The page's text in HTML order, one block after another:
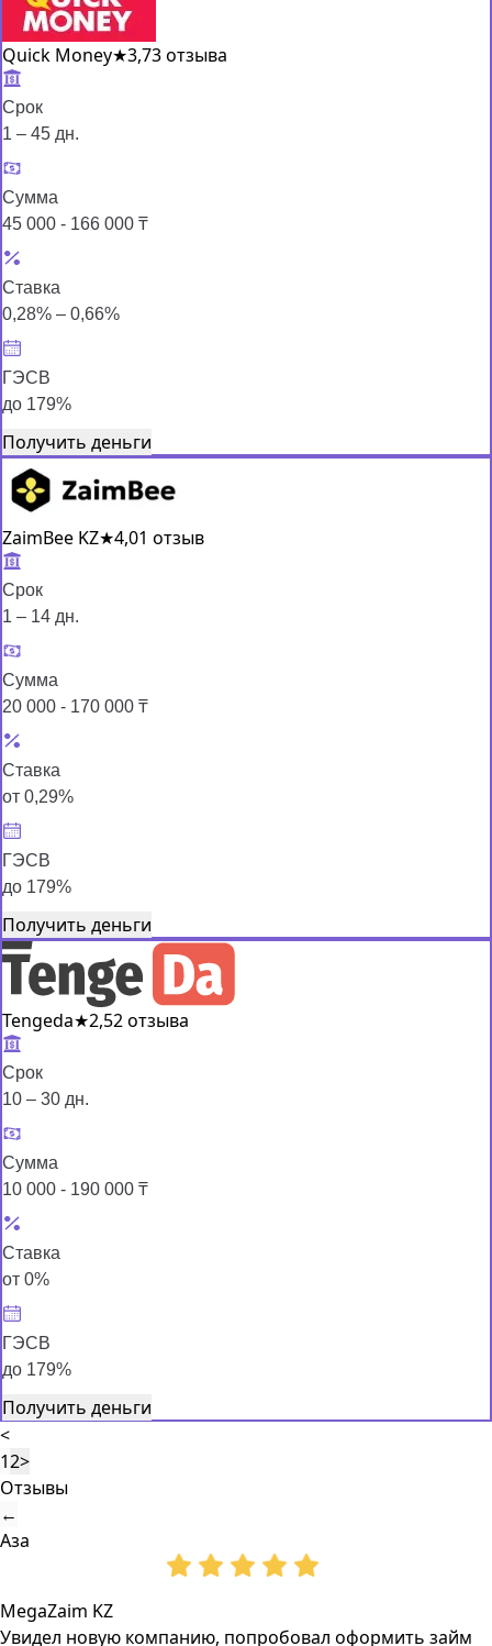
Quick Money★3,73 отзыва
Срок
1 – 45 дн.
Сумма
45 000 - 166 000 ₸
Ставка
0,28% – 0,66%
ГЭСВ
до 179%
Получить деньги
ZaimBee KZ★4,01 отзыв
Срок
1 – 14 дн.
Сумма
20 000 - 170 000 ₸
Ставка
от 0,29%
ГЭСВ
до 179%
Получить деньги
Tengeda★2,52 отзыва
Срок
10 – 30 дн.
Сумма
10 000 - 190 000 ₸
Ставка
от 0%
ГЭСВ
до 179%
Получить деньги
<
12>
Отзывы
←
Аза
MegaZaim KZ
Увидел новую компанию, попробовал оформить займ